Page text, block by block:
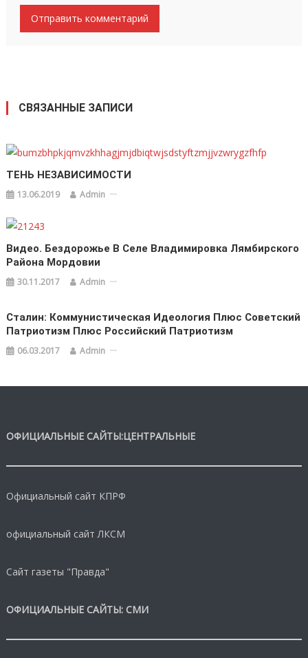
СВЯЗАННЫЕ ЗАПИСИ
ТЕНЬ НЕЗАВИСИМОСТИ
13.06.2019 Admin
Видео. Бездорожье В Селе Владимировка Лямбирского
Района Мордовии
30.11.2017 Admin
Сталин: Коммунистическая Идеология Плюс Советский
Патриотизм Плюс Российский Патриотизм
06.03.2017 Admin
ОФИЦИАЛЬНЫЕ САЙТЫ:ЦЕНТРАЛЬНЫЕ
Официальный сайт КПРФ
официальный сайт ЛКСМ
Сайт газеты "Правда"
ОФИЦИАЛЬНЫЕ САЙТЫ: СМИ